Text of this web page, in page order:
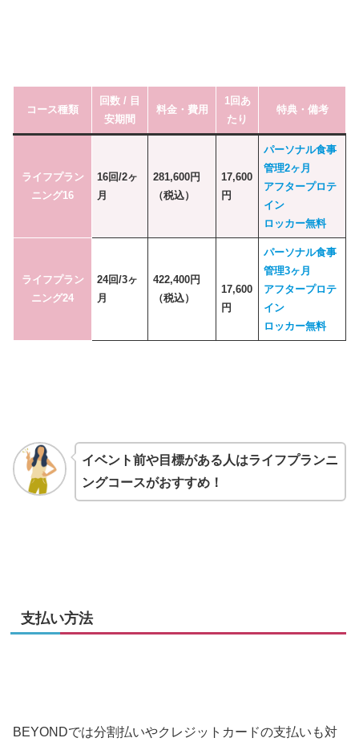
コース種類
回数 / 目
安期間
料金・費用
1回あ
たり
特典・備考
ライフプラン
ニング16
16回/2ヶ
月
281,600円
（税込）
17,600
円
パーソナル食事
管理2ヶ月
アフタープロテ
イン
ロッカー無料
ライフプラン
ニング24
24回/3ヶ
月
422,400円
（税込）
17,600
円
パーソナル食事
管理3ヶ月
アフタープロテ
イン
ロッカー無料
イベント前や目標がある人はライフプランニ
ングコースがおすすめ！
支払い方法
BEYONDでは分割払いやクレジットカードの支払いも対